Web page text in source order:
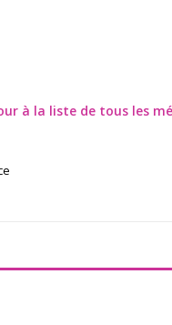
à la liste de tous les